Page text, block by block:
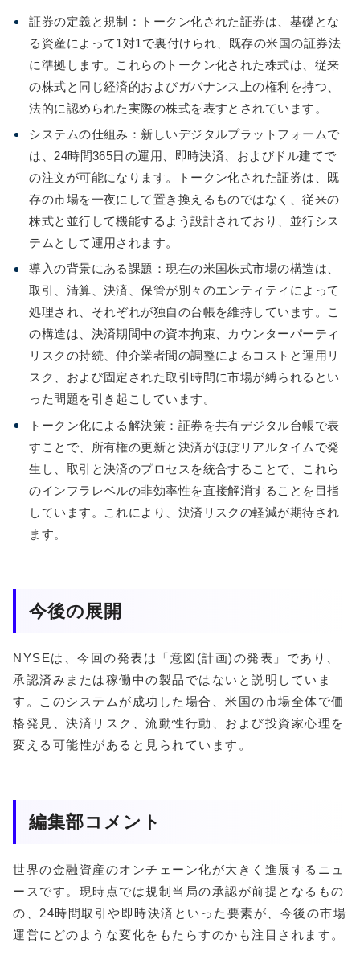
証券の定義と規制：トークン化された証券は、基礎とな
る資産によって1対1で裏付けられ、既存の米国の証券法
に準拠します。これらのトークン化された株式は、従来
の株式と同じ経済的およびガバナンス上の権利を持つ、
法的に認められた実際の株式を表すとされています。
システムの仕組み：新しいデジタルプラットフォームで
は、24時間365日の運用、即時決済、およびドル建てで
の注文が可能になります。トークン化された証券は、既
存の市場を一夜にして置き換えるものではなく、従来の
株式と並行して機能するよう設計されており、並行シス
テムとして運用されます。
導入の背景にある課題：現在の米国株式市場の構造は、
取引、清算、決済、保管が別々のエンティティによって
処理され、それぞれが独自の台帳を維持しています。こ
の構造は、決済期間中の資本拘束、カウンターパーティ
リスクの持続、仲介業者間の調整によるコストと運用リ
スク、および固定された取引時間に市場が縛られるとい
った問題を引き起こしています。
トークン化による解決策：証券を共有デジタル台帳で表
すことで、所有権の更新と決済がほぼリアルタイムで発
生し、取引と決済のプロセスを統合することで、これら
のインフラレベルの非効率性を直接解消することを目指
しています。これにより、決済リスクの軽減が期待され
ます。
今後の展開
NYSEは、今回の発表は「意図(計画)の発表」であり、
承認済みまたは稼働中の製品ではないと説明していま
す。このシステムが成功した場合、米国の市場全体で価
格発見、決済リスク、流動性行動、および投資家心理を
変える可能性があると見られています。
編集部コメント
世界の金融資産のオンチェーン化が大きく進展するニュ
ースです。現時点では規制当局の承認が前提となるもの
の、24時間取引や即時決済といった要素が、今後の市場
運営にどのような変化をもたらすのかも注目されます。